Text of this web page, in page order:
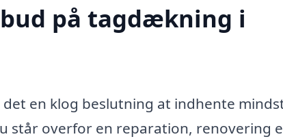
på tagdækning i
en klog beslutning at indhente
står overfor en reparation, renovering